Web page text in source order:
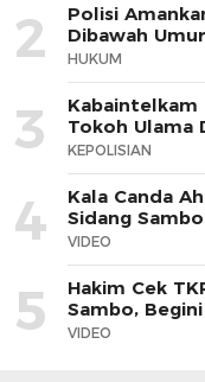
2
Polisi
Dibawah
HUKUM
3
Kabaintelkam
Tokoh Ulama
KEPOLISIAN
4
Kala Canda
Sidang
VIDEO
5
Hakim Cek
Sambo,
VIDEO